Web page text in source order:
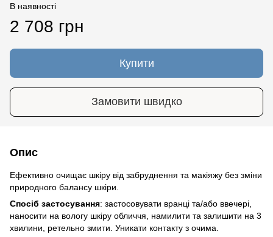
В наявності
2 708 грн
Купити
Замовити швидко
Опис
Ефективно очищає шкіру від забруднення та макіяжу без зміни
природного балансу шкіри.
Спосіб застосування: застосовувати вранці та/або ввечері,
наносити на вологу шкіру обличчя, намилити та залишити на 3
хвилини, ретельно змити. Уникати контакту з очима.